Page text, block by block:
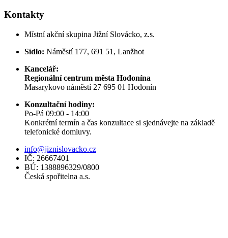
Kontakty
Místní akční skupina Jižní Slovácko, z.s.
Sídlo: Náměstí 177, 691 51, Lanžhot
Kancelář:
Regionální centrum města Hodonína
Masarykovo náměstí 27 695 01 Hodonín
Konzultační hodiny:
Po-Pá 09:00 - 14:00
Konkrétní termín a čas konzultace si sjednávejte na základě
telefonické domluvy.
info@jiznislovacko.cz
IČ: 26667401
BÚ: 1388896329/0800
Česká spořitelna a.s.